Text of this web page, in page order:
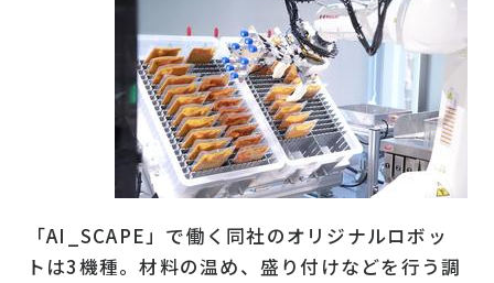
「AI_SCAPE」で働く同社のオリジナルロボッ
トは3機種。材料の温め、盛り付けなどを行う調